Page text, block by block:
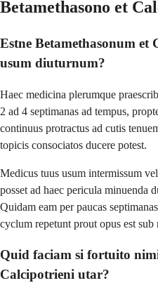
Betamethasono et
Estne Betamethasonum
usum diuturnum?
Haec medicina plerumque
2 ad 4 septimanas ad tempus,
continuus protractus ad cutis
topicis consociatos ducere potest.
Medicus tuus usum intermissum
posset ad haec pericula minuenda
Quidam eam per paucas
cyclum repetunt prout opus est
Quid faciam si fortuito
Calcipotrieni utar?